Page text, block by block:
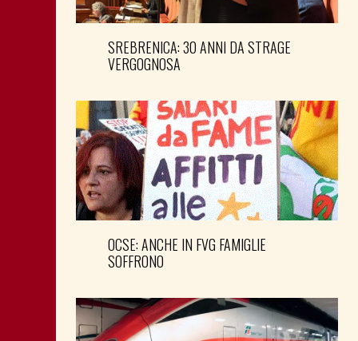
SREBRENICA: 30 ANNI DA STRAGE
VERGOGNOSA
OCSE: ANCHE IN FVG FAMIGLIE
SOFFRONO